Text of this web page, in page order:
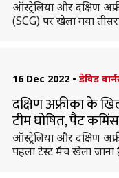
ऑस्ट्रेलिया और दक्षिण
(SCG) पर खेला गया
16 Dec 2022 • डेविड
दक्षिण अफ्रीका के
टीम घोषित, पैट
ऑस्ट्रेलिया और दक्षिण
पहला टेस्ट मैच खेला जाना